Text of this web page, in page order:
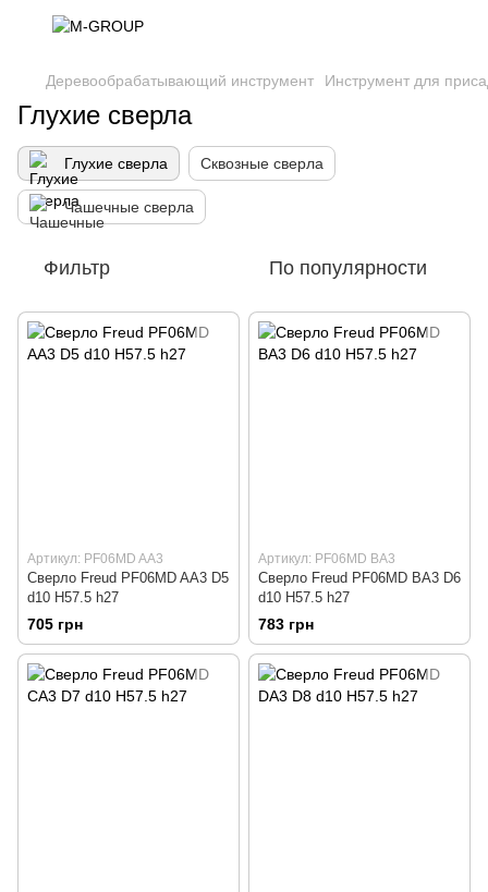
Деревообрабатывающий инструмент Инструмент для
Глухие сверла
Глухие сверла Сквозные сверла
Чашечные сверла
Фильтр По популярности
Артикул: PF06MD AA3
Сверло Freud PF06MD AA3 D5
d10 H57.5 h27
705 грн
Артикул: PF06MD BA3
Сверло Freud PF06MD BA3 D6
d10 H57.5 h27
783 грн